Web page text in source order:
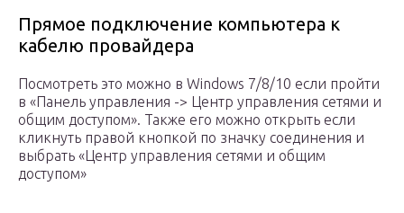
Прямое подключение компьютера к
кабелю провайдера
Посмотреть это можно в Windows 7/8/10 если пройти
в «Панель управления -> Центр управления сетями и
общим доступом». Также его можно открыть если
кликнуть правой кнопкой по значку соединения и
выбрать «Центр управления сетями и общим
доступом»